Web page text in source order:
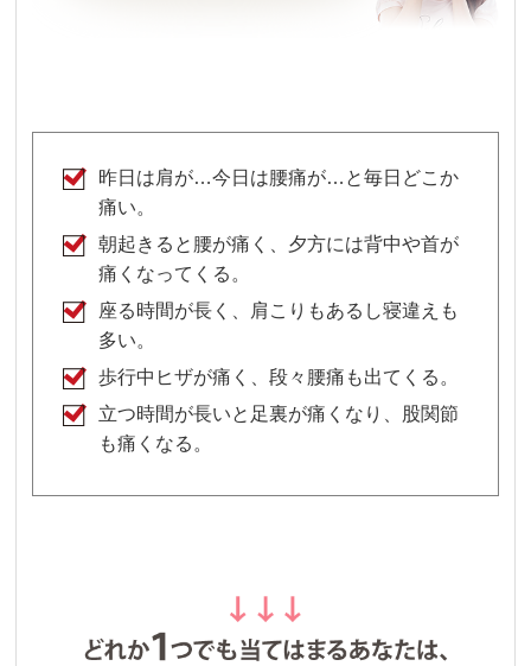
昨日は肩が…今日は腰痛が…と毎日どこか
痛い。
朝起きると腰が痛く、夕方には背中や首が
痛くなってくる。
座る時間が長く、肩こりもあるし寝違えも
多い。
歩行中ヒザが痛く、段々腰痛も出てくる。
立つ時間が長いと足裏が痛くなり、股関節
も痛くなる。